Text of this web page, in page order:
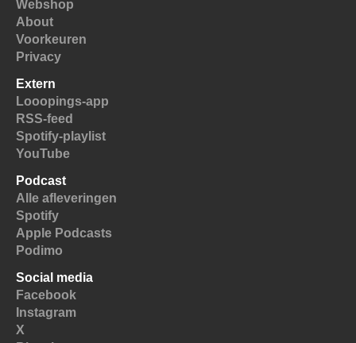
Webshop
About
Voorkeuren
Privacy
Extern
Looopings-app
RSS-feed
Spotify-playlist
YouTube
Podcast
Alle afleveringen
Spotify
Apple Podcasts
Podimo
Social media
Facebook
Instagram
X